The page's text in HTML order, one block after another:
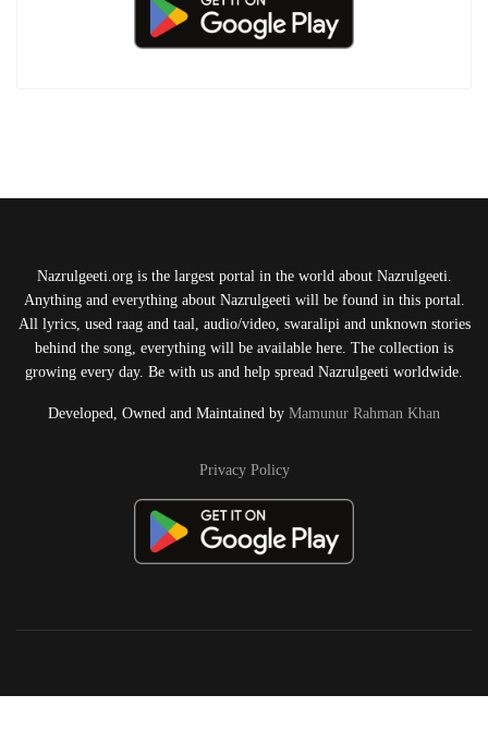
Nazrulgeeti.org is the largest portal in the world about Nazrulgeeti.
Anything and everything about Nazrulgeeti will be found in this portal.
All lyrics, used raag and taal, audio/video, swaralipi and unknown stories
behind the song, everything will be available here. The collection is
growing every day. Be with us and help spread Nazrulgeeti worldwide.
Developed, Owned and Maintained by Mamunur Rahman Khan
Privacy Policy